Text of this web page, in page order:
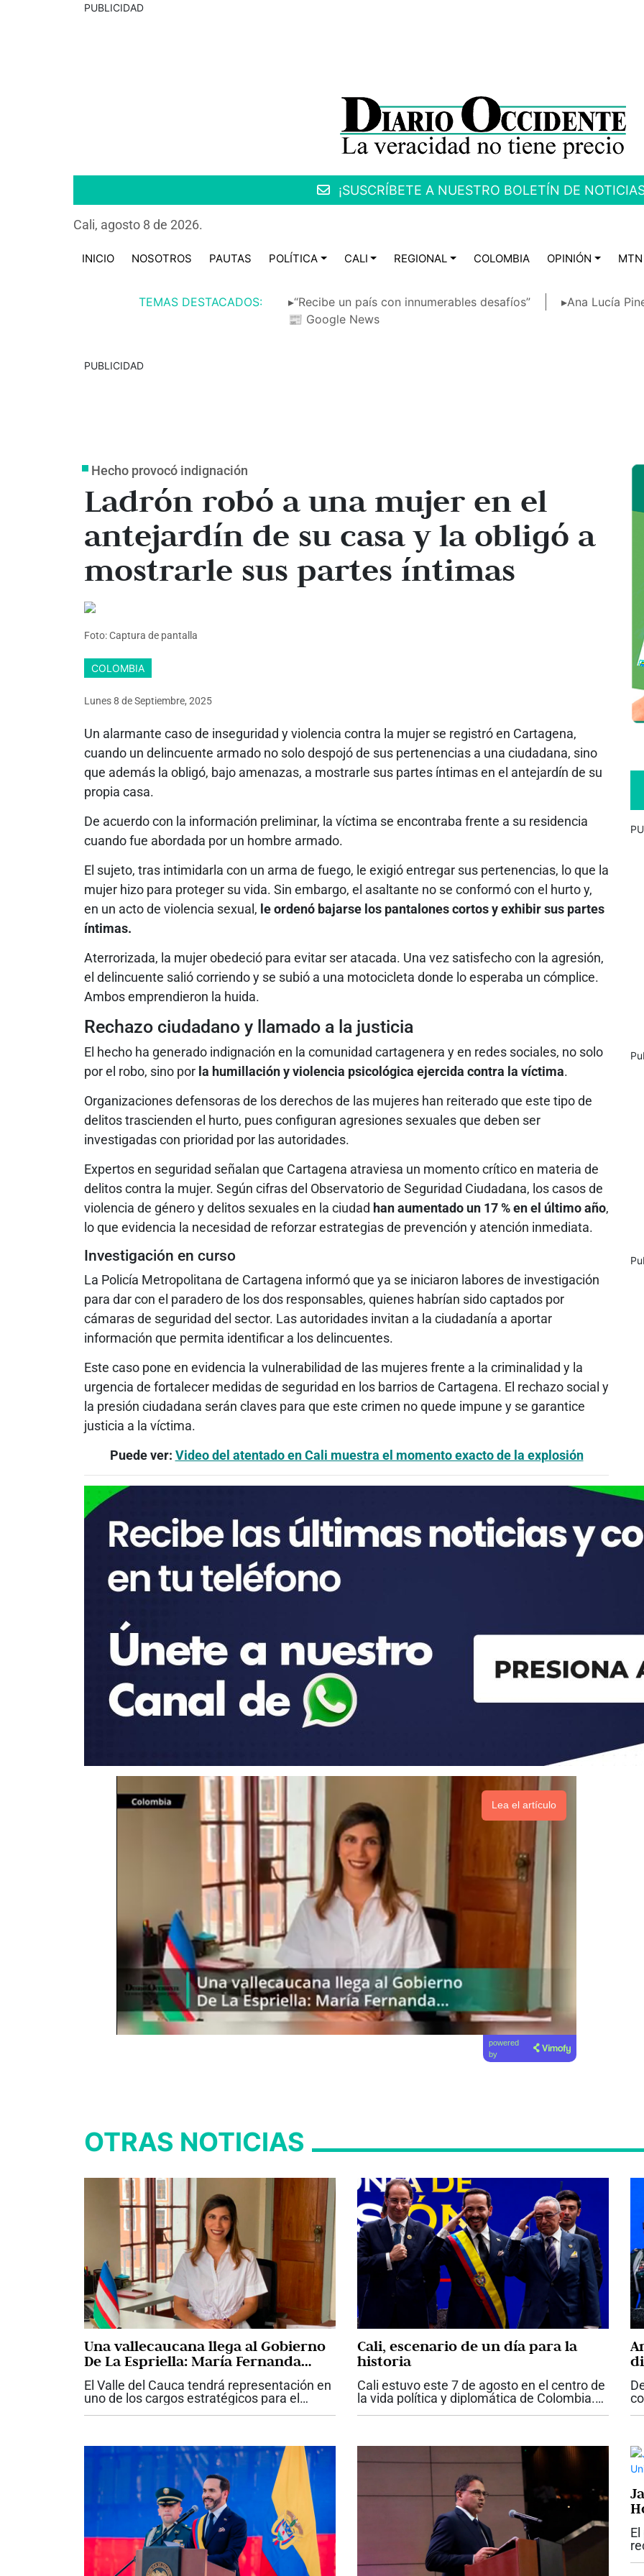
PUBLICIDAD
¡SUSCRÍBETE A NUESTRO BOLETÍN DE
Cali, agosto 8 de 2026.
INICIO NOSOTROS PAUTAS POLÍTICA CALI REGIONAL COLOMBIA OPINIÓN MTN
TEMAS DESTACADOS: ▸“Recibe un país con innumerables desafíos”
▸Ana Lucía
📰 Google News
PUBLICIDAD
Hecho provocó indignación
Ladrón robó a una mujer en el
antejardín de su casa y la obligó a
mostrarle sus partes íntimas
Foto: Captura de pantalla
COLOMBIA
Lunes 8 deSeptiembre, 2025
Un alarmante caso de inseguridad y violencia contra la mujer se registró en Cartagena,
cuando un delincuente armado no solo despojó de sus pertenencias a una ciudadana, sino
que además la obligó, bajo amenazas, a mostrarle sus partes íntimas en el antejardín de su
propia casa.
De acuerdo con la información preliminar, la víctima se encontraba frente a su residencia
cuando fue abordada por un hombre armado.
El sujeto, tras intimidarla con un arma de fuego, le exigió entregar sus pertenencias, lo que la
mujer hizo para proteger su vida. Sin embargo, el asaltante no se conformó con el hurto y,
en un acto de violencia sexual, le ordenó bajarse los pantalones cortos y exhibir sus partes
íntimas.
Aterrorizada, la mujer obedeció para evitar ser atacada. Una vez satisfecho con la agresión,
el delincuente salió corriendo y se subió a una motocicleta donde lo esperaba un cómplice.
Ambos emprendieron la huida.
Rechazo ciudadano y llamado a la justicia
El hecho ha generado indignación en la comunidad cartagenera y en redes sociales, no solo
por el robo, sino por la humillación y violencia psicológica ejercida contra la víctima.
Organizaciones defensoras de los derechos de las mujeres han reiterado que este tipo de
delitos trascienden el hurto, pues configuran agresiones sexuales que deben ser
investigadas con prioridad por las autoridades.
Expertos en seguridad señalan que Cartagena atraviesa un momento crítico en materia de
delitos contra la mujer. Según cifras del Observatorio de Seguridad Ciudadana, los casos de
violencia de género y delitos sexuales en la ciudad han aumentado un 17 % en el último año,
lo que evidencia la necesidad de reforzar estrategias de prevención y atención inmediata.
Investigación en curso
La Policía Metropolitana de Cartagena informó que ya se iniciaron labores de investigación
para dar con el paradero de los dos responsables, quienes habrían sido captados por
cámaras de seguridad del sector. Las autoridades invitan a la ciudadanía a aportar
información que permita identificar a los delincuentes.
Este caso pone en evidencia la vulnerabilidad de las mujeres frente a la criminalidad y la
urgencia de fortalecer medidas de seguridad en los barrios de Cartagena. El rechazo social y
la presión ciudadana serán claves para que este crimen no quede impune y se garantice
justicia a la víctima.
Puede ver: Video del atentado en Cali muestra el momento exacto de la explosión
Lea el artículo
powered
by
OTRAS NOTICIAS
Una vallecaucana llega al Gobierno
De La Espriella: María Fernanda
Santa, nueva viceministra de
Infraestructura
El Valle del Cauca tendrá representación en
uno de los cargos estratégicos para el
Cali, escenario de un día para la
historia
Cali estuvo este 7 de agosto en el centro de
la vida política y diplomática de Colombia.